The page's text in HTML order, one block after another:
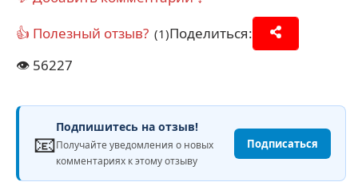
👍 Полезный отзыв? (1)Поделиться:
👁️ 56227
📧
Подпишитесь на отзыв!
Получайте уведомления о новых
комментариях к этому отзыву
Подписаться